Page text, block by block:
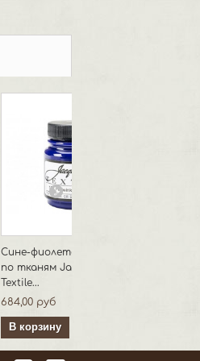
Сине-фиолетовая краска
по тканям Jacquard
Textile...
684,00 руб
В корзину